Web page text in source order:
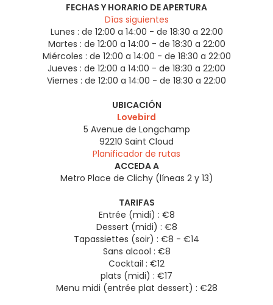
FECHAS Y HORARIO DE APERTURA
Días siguientes
Lunes : de 12:00 a 14:00 - de 18:30 a 22:00
Martes : de 12:00 a 14:00 - de 18:30 a 22:00
Miércoles : de 12:00 a 14:00 - de 18:30 a 22:00
Jueves : de 12:00 a 14:00 - de 18:30 a 22:00
Viernes : de 12:00 a 14:00 - de 18:30 a 22:00
UBICACIÓN
Lovebird
5 Avenue de Longchamp
92210 Saint Cloud
Planificador de rutas
ACCEDA A
Metro Place de Clichy (líneas 2 y 13)
TARIFAS
Entrée (midi) : €8
Dessert (midi) : €8
Tapassiettes (soir) : €8 - €14
Sans alcool : €8
Cocktail : €12
plats (midi) : €17
Menu midi (entrée plat dessert) : €28